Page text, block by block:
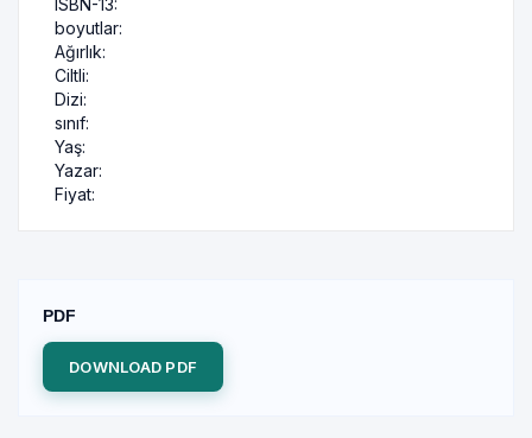
ISBN-13:
boyutlar:
Ağırlık:
Ciltli:
Dizi:
sınıf:
Yaş:
Yazar:
Fiyat:
PDF
DOWNLOAD PDF